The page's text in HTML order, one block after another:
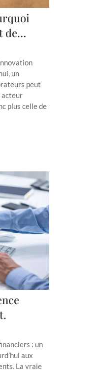
de…
un
peut
acteur
plus celle de
: un
aux
La vraie